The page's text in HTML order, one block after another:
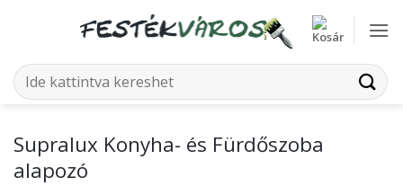
Keresés
a
Supralux Konyha- és Fürdőszoba
alapozó